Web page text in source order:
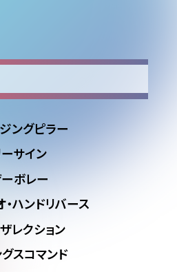
ングピラー
サイン
ボレー
ハンドリバース
レクション
スコマンド